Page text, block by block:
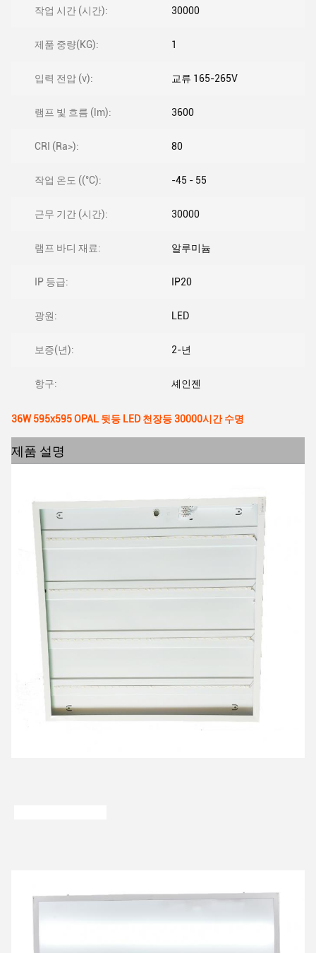
작업 시간 (시간): 30000
제품 중량(KG): 1
입력 전압 (v): 교류 165-265V
램프 빛 흐름 (lm): 3600
CRI (Ra>): 80
작업 온도 ((°C): -45 - 55
근무 기간 (시간): 30000
램프 바디 재료: 알루미늄
IP 등급: IP20
광원: LED
보증(년): 2-년
항구: 셰인젠
36W 595x595 OPAL 뒷등 LED 천장등 30000시간 수명
제품 설명